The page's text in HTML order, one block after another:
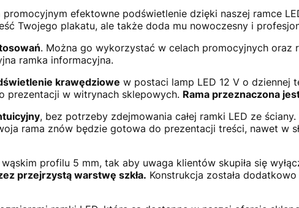
efektowne podświetlenie dzięki naszej ramce
Twojego plakatu, ale także doda mu nowoczesny i
. Można go wykorzystać w celach promocyjnych oraz
ramka informacyjna.
krawędziowe w postaci lamp LED 12 V o dziennej
prezentacji w witrynach sklepowych. Rama przeznaczona
, bez potrzeby zdejmowania całej ramki LED ze
rama znów będzie gotowa do prezentacji treści, nawet w
profilu 5 mm, tak aby uwaga klientów skupiła się
przejrzystą warstwę szkła. Konstrukcja została